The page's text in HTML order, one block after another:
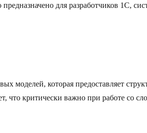
для разработчиков 1С,
моделей, которая предоставляет
что критически важно при работе со